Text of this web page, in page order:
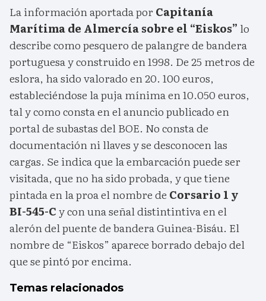
La información aportada porCapitanía
Marítima de Almercía sobre el “Eiskos” lo
describe como pesquero de palangre de bandera
portuguesa y construido en 1998. De 25 metros de
eslora, ha sido valorado en 20. 100 euros,
estableciéndose la puja mínima en 10.050 euros,
tal y como consta en el anuncio publicado en
portal de subastas del BOE. No consta de
documentación ni llaves y se desconocen las
cargas. Se indica que la embarcación puede ser
visitada, que no ha sido probada, y que tiene
pintada en la proa el nombre de Corsario 1 y
BI-545-Cy con una señal distintintiva en el
alerón del puente de bandera Guinea-Bisáu. El
nombre de “Eiskos” aparece borrado debajo del
que se pintó por encima.
Temas relacionados